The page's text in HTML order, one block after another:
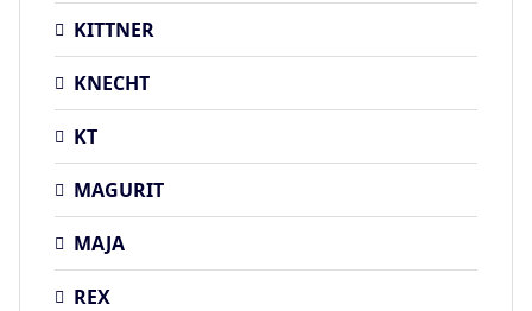
KITTNER
KNECHT
KT
MAGURIT
MAJA
REX